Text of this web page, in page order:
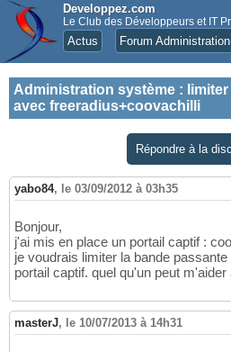
Developpez.com
Le Club des Développeurs et IT
Actus Forum
Administration système :
avec freeradius+coovachilli
Répondre à la
yabo84, le 03/09/2012 à 03h35
Bonjour,
j'ai mis en place un portail captif :
je voudrais limiter la bande
portail captif. quel qu'un peut m'aider
masterJ, le 10/07/2013 à 14h31